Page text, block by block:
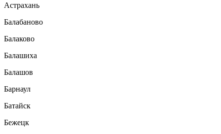
Астрахань
Балабаново
Балаково
Балашиха
Балашов
Барнаул
Батайск
Бежецк